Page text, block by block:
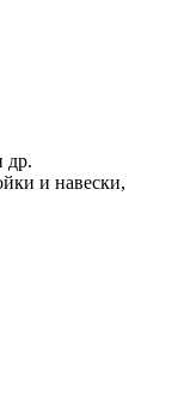
др.
и навески,